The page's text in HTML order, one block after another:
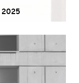
2025